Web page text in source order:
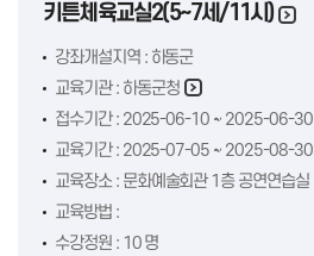
키튼체육교실2(5~7세/11시)
강좌개설지역 : 하동군
교육기관 : 하동군청
접수기간 : 2025-06-10 ~ 2025-06-30
교육기간 : 2025-07-05 ~ 2025-08-30
교육장소 : 문화예술회관 1층 공연연습실
교육방법 :
수강정원 : 10 명